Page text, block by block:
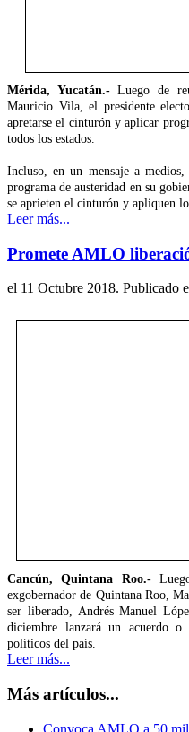
Mérida, Yucatán.-Luego de
Mauricio Vila, el presidente
apretarse el cinturón y aplicar
todos los estados.
Incluso, en un mensaje a
programa de austeridad en su
se aprieten el cinturón y apliquen
Leer más...
Promete AMLO
el 11 Octubre 2018. Publicado
Cancún, Quintana Roo.-
exgobernador de Quintana Roo,
ser liberado, Andrés Manuel
diciembre lanzará un acuerdo
políticos del país.
Leer más...
Más artículos...
Convoca AMLO a 50 mil